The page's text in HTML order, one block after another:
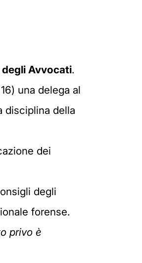
Avvocati.
una delega al
disciplina della
dei
degli
forense.
privo è